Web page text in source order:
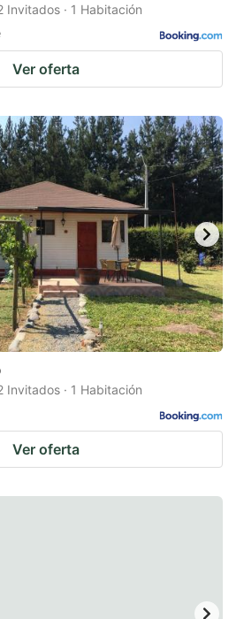
Invitados · 1 Habitación
Ver oferta
Invitados · 1 Habitación
Ver oferta